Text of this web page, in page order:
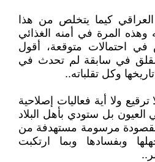
كيما يتخلص من هذا
وهذه المرة في أمنه الغذائي
احتمالات متوقعة، أقول
في سابقة لم تحدث في
وكل تقلباته..
ولا أية فعاليات إصلاحية
بل ستودي بأهل البلاد
مرسومة مستهدفة من
وبفسادها وبما ارتكبت